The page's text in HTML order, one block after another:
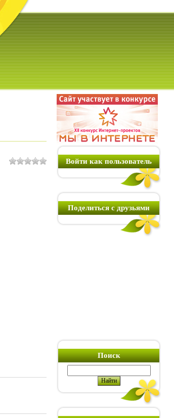
Войти как пользователь
Поделиться с друзьями
Поиск